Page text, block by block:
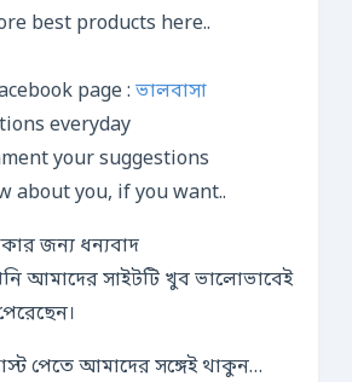
best products here..
page : ভালবাসা
everyday
your suggestions
about you, if you want..
জন্য ধন্যবাদ
আমাদের সাইটটি খুব ভালোভাবেই
পেতে আমাদের সঙ্গেই থাকুন…